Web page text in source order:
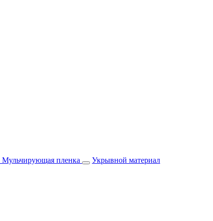
Мульчирующая пленка
Укрывной материал